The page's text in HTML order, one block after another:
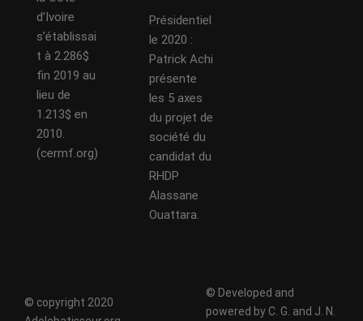
d’Ivoire
s’établissai
t à 2.286$
fin 2019 au
lieu de
1.213$ en
2010.
(cermf.org)
Présidentiel
le 2020 :
Patrick Achi
présente
les 5 axes
du projet de
société du
candidat du
RHDP
Alassane
Ouattara.
© copyright 2020
© Developed and
powered by C. G. and J. N.